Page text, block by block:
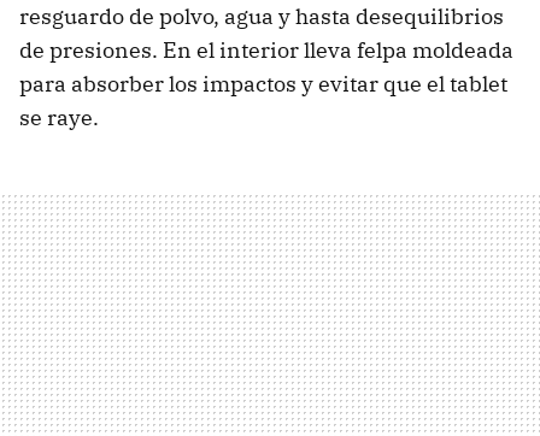
resguardo de polvo, agua y hasta desequilibrios
de presiones. En el interior lleva felpa moldeada
para absorber los impactos y evitar que el tablet
se raye.